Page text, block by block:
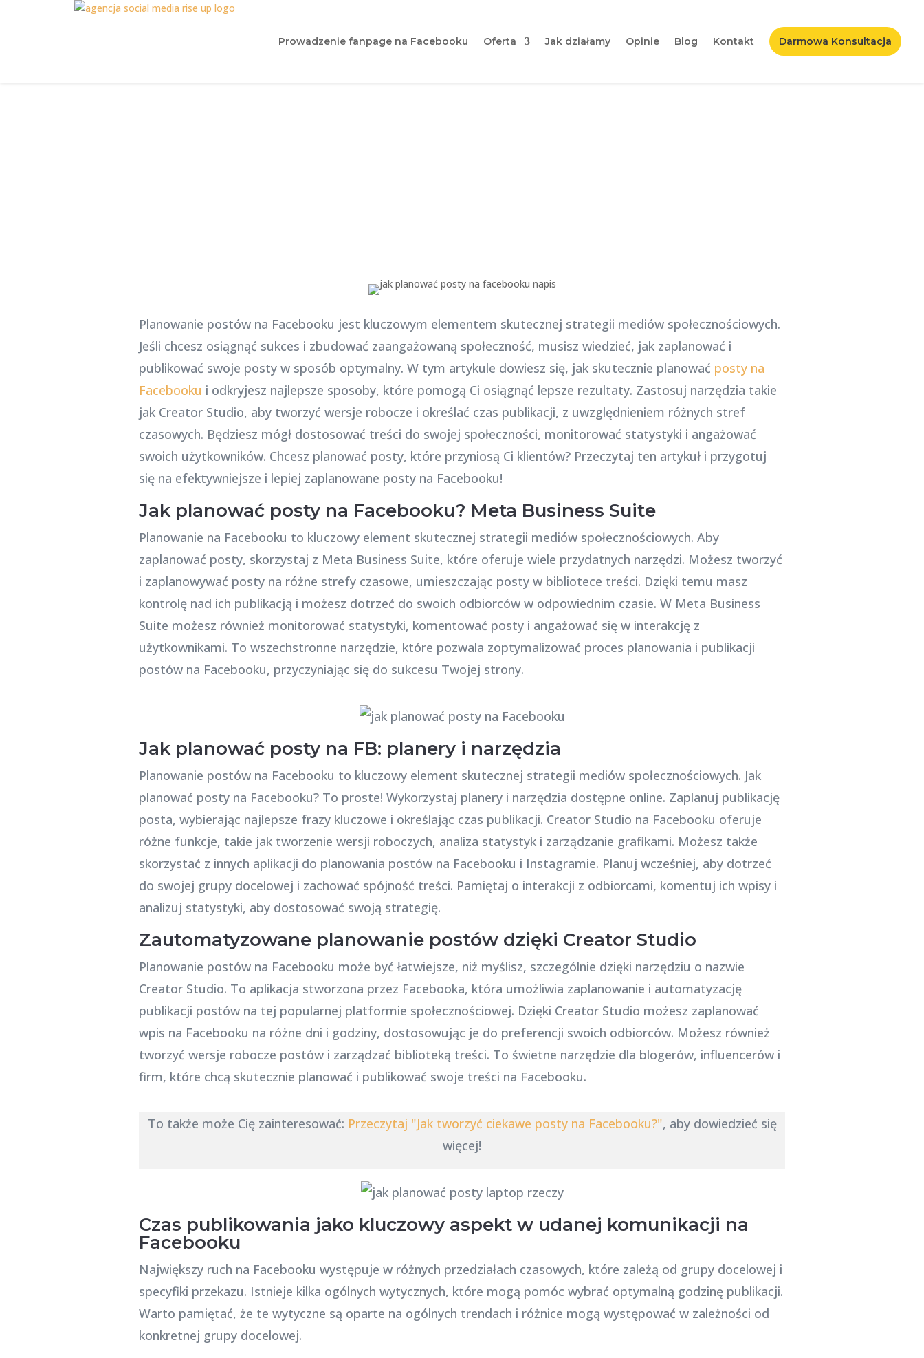
Prowadzenie fanpage na Facebooku Oferta Jak działamy Opinie Blog Kontakt Darmowa Konsultacja
Planowanie postów na Facebooku jest kluczowym elementem skutecznej strategii mediów społecznościowych.
Jeśli chcesz osiągnąć sukces i zbudować zaangażowaną społeczność, musisz wiedzieć, jak zaplanować i
publikować swoje posty w sposób optymalny. W tym artykule dowiesz się, jak skutecznie planować posty na
Facebooku i odkryjesz najlepsze sposoby, które pomogą Ci osiągnąć lepsze rezultaty. Zastosuj narzędzia takie
jak Creator Studio, aby tworzyć wersje robocze i określać czas publikacji, z uwzględnieniem różnych stref
czasowych. Będziesz mógł dostosować treści do swojej społeczności, monitorować statystyki i angażować
swoich użytkowników. Chcesz planować posty, które przyniosą Ci klientów? Przeczytaj ten artykuł i przygotuj
się na efektywniejsze i lepiej zaplanowane posty na Facebooku!
Jak planować posty na Facebooku? Meta Business Suite
Planowanie na Facebooku to kluczowy element skutecznej strategii mediów społecznościowych. Aby
zaplanować posty, skorzystaj z Meta Business Suite, które oferuje wiele przydatnych narzędzi. Możesz tworzyć
i zaplanowywać posty na różne strefy czasowe, umieszczając posty w bibliotece treści. Dzięki temu masz
kontrolę nad ich publikacją i możesz dotrzeć do swoich odbiorców w odpowiednim czasie. W Meta Business
Suite możesz również monitorować statystyki, komentować posty i angażować się w interakcję z
użytkownikami. To wszechstronne narzędzie, które pozwala zoptymalizować proces planowania i publikacji
postów na Facebooku, przyczyniając się do sukcesu Twojej strony.
Jak planować posty na FB: planery i narzędzia
Planowanie postów na Facebooku to kluczowy element skutecznej strategii mediów społecznościowych. Jak
planować posty na Facebooku? To proste! Wykorzystaj planery i narzędzia dostępne online. Zaplanuj publikację
posta, wybierając najlepsze frazy kluczowe i określając czas publikacji. Creator Studio na Facebooku oferuje
różne funkcje, takie jak tworzenie wersji roboczych, analiza statystyk i zarządzanie grafikami. Możesz także
skorzystać z innych aplikacji do planowania postów na Facebooku i Instagramie. Planuj wcześniej, aby dotrzeć
do swojej grupy docelowej i zachować spójność treści. Pamiętaj o interakcji z odbiorcami, komentuj ich wpisy i
analizuj statystyki, aby dostosować swoją strategię.
Zautomatyzowane planowanie postów dzięki Creator Studio
Planowanie postów na Facebooku może być łatwiejsze, niż myślisz, szczególnie dzięki narzędziu o nazwie
Creator Studio. To aplikacja stworzona przez Facebooka, która umożliwia zaplanowanie i automatyzację
publikacji postów na tej popularnej platformie społecznościowej. Dzięki Creator Studio możesz zaplanować
wpis na Facebooku na różne dni i godziny, dostosowując je do preferencji swoich odbiorców. Możesz również
tworzyć wersje robocze postów i zarządzać biblioteką treści. To świetne narzędzie dla blogerów, influencerów i
firm, które chcą skutecznie planować i publikować swoje treści na Facebooku.
To także może Cię zainteresować: Przeczytaj "Jak tworzyć ciekawe posty na Facebooku?", aby dowiedzieć się
więcej!
Czas publikowania jako kluczowy aspekt w udanej komunikacji na
Facebooku
Największy ruch na Facebooku występuje w różnych przedziałach czasowych, które zależą od grupy docelowej i
specyfiki przekazu. Istnieje kilka ogólnych wytycznych, które mogą pomóc wybrać optymalną godzinę publikacji.
Warto pamiętać, że te wytyczne są oparte na ogólnych trendach i różnice mogą występować w zależności od
konkretnej grupy docelowej.